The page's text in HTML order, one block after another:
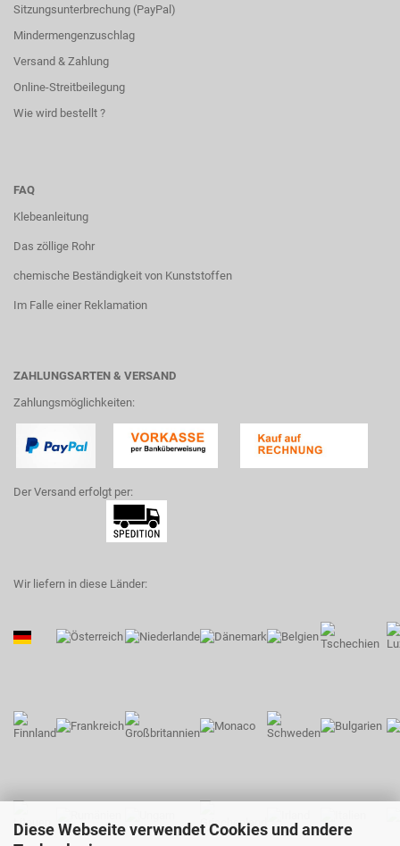
Diese Webseite verwendet Cookies und andere
Sitzungsunterbrechung (PayPal)
Mindermengenzuschlag
Versand & Zahlung
Online-Streitbeilegung
Wie wird bestellt ?
FAQ
Klebeanleitung
Das zöllige Rohr
chemische Beständigkeit von Kunststoffen
Im Falle einer Reklamation
ZAHLUNGSARTEN & VERSAND
Zahlungsmöglichkeiten:
Der Versand erfolgt per:
Wir liefern in diese Länder: